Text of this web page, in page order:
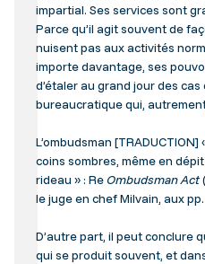
impartial. Ses services sont
Parce qu’il agit souvent de
nuisent pas aux activités
importe davantage, ses
d’étaler au grand jour des
bureaucratique qui,
L’ombudsman
coins sombres, même en
rideau » : Re Ombudsman Act
le juge en chef Milvain, aux
D’autre part, il peut conclure
qui se produit souvent, et